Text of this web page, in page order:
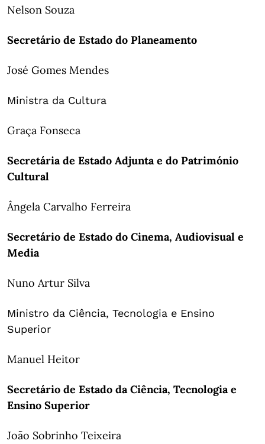
Nelson Souza
Secretário de Estado do Planeamento
José Gomes Mendes
Ministra da Cultura
Graça Fonseca
Secretária de Estado Adjunta e do Património
Cultural
Ângela Carvalho Ferreira
Secretário de Estado do Cinema, Audiovisual e
Media
Nuno Artur Silva
Ministro da Ciência, Tecnologia e Ensino
Superior
Manuel Heitor
Secretário de Estado da Ciência, Tecnologia e
Ensino Superior
João Sobrinho Teixeira